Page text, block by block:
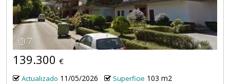
7
139.300 €
Actualizado 11/05/2026 Superficie 103 m2